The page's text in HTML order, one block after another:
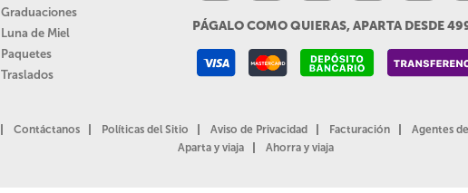
Graduaciones
Luna de Miel
Paquetes
Traslados
PÁGALO COMO QUIERAS, APARTA DESDE
Contáctanos Políticas del Sitio Aviso de Privacidad Facturación Agentes
Aparta y viaja
Ahorra y viaja